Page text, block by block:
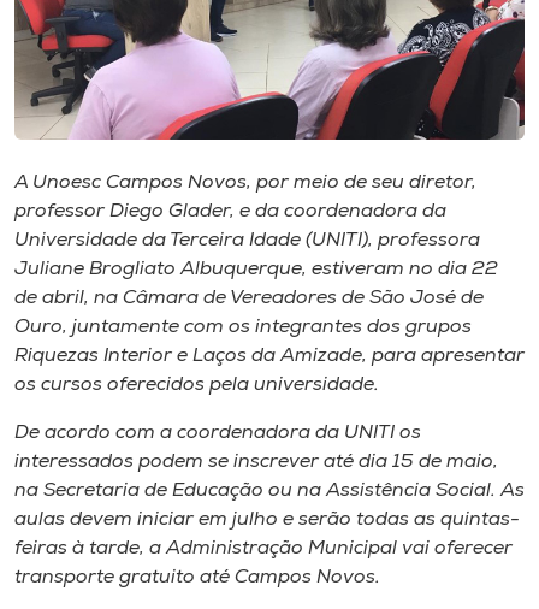
Rádio
Museu
Unoesc
Store
Selecione
o idioma
A Unoesc Campos Novos, por meio de seu diretor,
professor Diego Glader, e da coordenadora da
Universidade da Terceira Idade (UNITI), professora
Juliane Brogliato Albuquerque, estiveram no dia 22
de abril, na Câmara de Vereadores de São José de
Ouro, juntamente com os integrantes dos grupos
Riquezas Interior e Laços da Amizade, para apresentar
os cursos oferecidos pela universidade.
De acordo com a coordenadora da UNITI os
interessados podem se inscrever até dia 15 de maio,
na Secretaria de Educação ou na Assistência Social. As
aulas devem iniciar em julho e serão todas as quintas-
feiras à tarde, a Administração Municipal vai oferecer
transporte gratuito até Campos Novos.